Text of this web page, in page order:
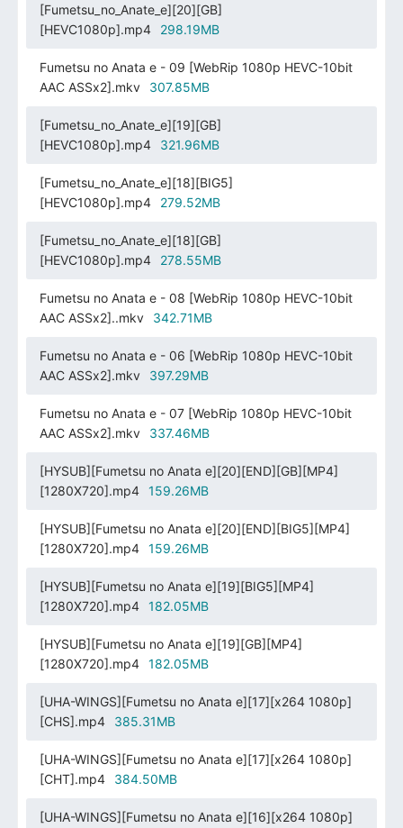
[Fumetsu_no_Anate_e][20][GB]
[HEVC1080p].mp4
298.19MB
Fumetsu no Anata e - 09 [WebRip 1080p HEVC-10bit
AAC ASSx2].mkv
307.85MB
[Fumetsu_no_Anate_e][19][GB]
[HEVC1080p].mp4
321.96MB
[Fumetsu_no_Anate_e][18][BIG5]
[HEVC1080p].mp4
279.52MB
[Fumetsu_no_Anate_e][18][GB]
[HEVC1080p].mp4
278.55MB
Fumetsu no Anata e - 08 [WebRip 1080p HEVC-10bit
AAC ASSx2]..mkv
342.71MB
Fumetsu no Anata e - 06 [WebRip 1080p HEVC-10bit
AAC ASSx2].mkv
397.29MB
Fumetsu no Anata e - 07 [WebRip 1080p HEVC-10bit
AAC ASSx2].mkv
337.46MB
[HYSUB][Fumetsu no Anata e][20][END][GB][MP4]
[1280X720].mp4
159.26MB
[HYSUB][Fumetsu no Anata e][20][END][BIG5][MP4]
[1280X720].mp4
159.26MB
[HYSUB][Fumetsu no Anata e][19][BIG5][MP4]
[1280X720].mp4
182.05MB
[HYSUB][Fumetsu no Anata e][19][GB][MP4]
[1280X720].mp4
182.05MB
[UHA-WINGS][Fumetsu no Anata e][17][x264 1080p]
[CHS].mp4
385.31MB
[UHA-WINGS][Fumetsu no Anata e][17][x264 1080p]
[CHT].mp4
384.50MB
[UHA-WINGS][Fumetsu no Anata e][16][x264 1080p]